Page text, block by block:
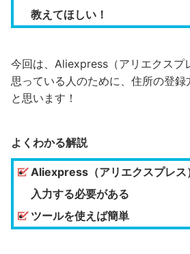
教えてほしい！
今回は、Aliexpress（アリエクスプ
思っている人のために、住所の登
と思います！
よくわかる解説
Aliexpress（アリエクスプレス
入力する必要がある
ツールを使えば簡単